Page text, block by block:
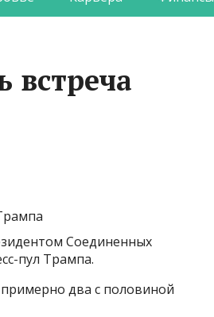
встреча
Соединенных
пул Трампа.
два с половиной